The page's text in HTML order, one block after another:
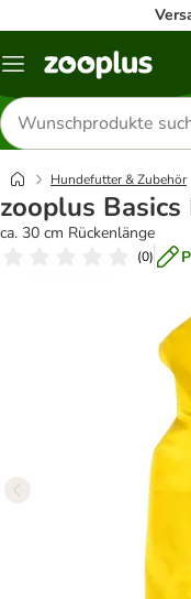
Menü
Produkte
suchen
Hundefutter & Zubehör
zooplus
ca. 30 cm Rückenlänge
(0)